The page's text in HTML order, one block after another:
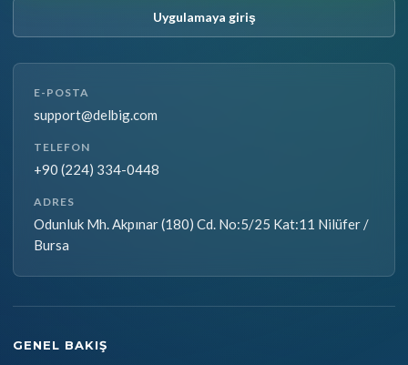
Uygulamaya giriş
E-POSTA
support@delbig.com
TELEFON
+90 (224) 334-0448
ADRES
Odunluk Mh. Akpınar (180) Cd. No:5/25 Kat:11 Nilüfer /
Bursa
GENEL BAKIŞ